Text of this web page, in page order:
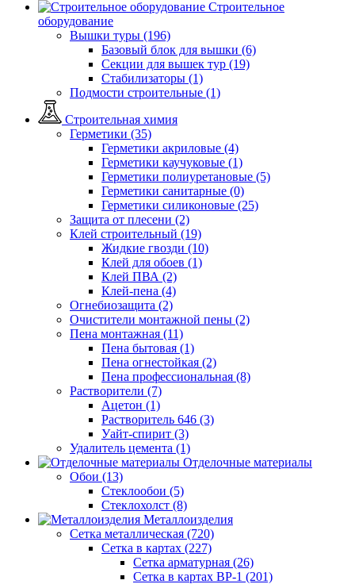
Строительное
оборудование
Вышки туры (196)
Базовый блок для вышки (6)
Секции для вышек тур (19)
Стабилизаторы (1)
Подмости строительные (1)
Строительная химия
Герметики (35)
Герметики акриловые (4)
Герметики каучуковые (1)
Герметики полиуретановые (5)
Герметики санитарные (0)
Герметики силиконовые (25)
Защита от плесени (2)
Клей строительный (19)
Жидкие гвозди (10)
Клей для обоев (1)
Клей ПВА (2)
Клей-пена (4)
Огнебиозащита (2)
Очистители монтажной пены (2)
Пена монтажная (11)
Пена бытовая (1)
Пена огнестойкая (2)
Пена профессиональная (8)
Растворители (7)
Ацетон (1)
Растворитель 646 (3)
Уайт-спирит (3)
Удалитель цемента (1)
Отделочные материалы
Обои (13)
Стеклообои (5)
Стеклохолст (8)
Металлоизделия
Сетка металлическая (720)
Сетка в картах (227)
Сетка арматурная (26)
Сетка в картах ВР-1 (201)